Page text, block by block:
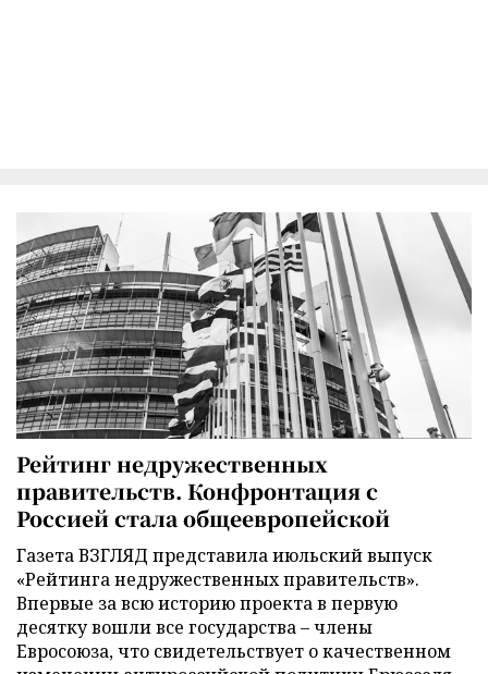
Рейтинг недружественных
правительств. Конфронтация с
Россией стала общеевропейской
Газета ВЗГЛЯД представила июльский выпуск
«Рейтинга недружественных правительств».
Впервые за всю историю проекта в первую
десятку вошли все государства – члены
Евросоюза, что свидетельствует о качественном